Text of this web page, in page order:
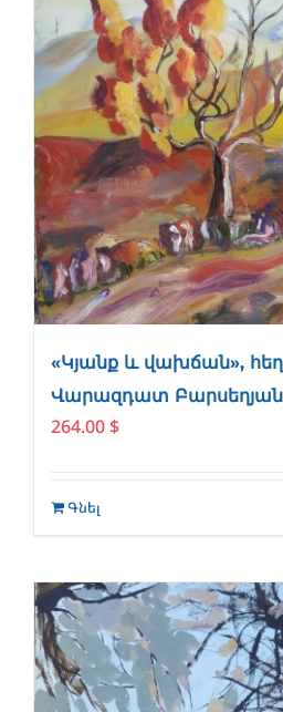
«Կյանք և վախճան»,
Վարազդատ Բարսեղյան
264.00 $
Գնել